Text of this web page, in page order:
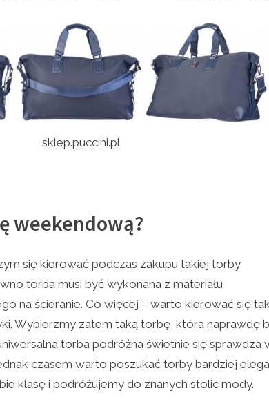
sklep.puccini.pl
weekendową?
się kierować podczas zakupu takiej torby
torba musi być wykonana z materiału
na ścieranie. Co więcej – warto kierować się
Wybierzmy zatem taką torbę, która naprawdę
torba podróżna świetnie się sprawdza
czasem warto poszukać torby bardziej
klasę i podróżujemy do znanych stolic mody.